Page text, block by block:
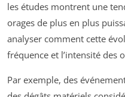
les études montrent une
orages de plus en plus
analyser comment cette
fréquence et l’intensité des
Par exemple, des